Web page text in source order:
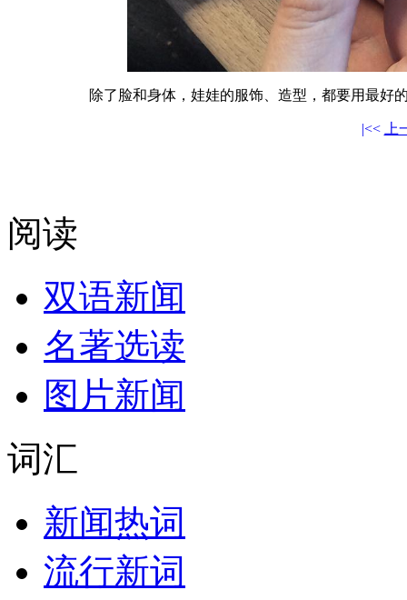
除了脸和身体，娃娃的服饰、造型，都要用最好
|<< 上
阅读
双语新闻
名著选读
图片新闻
词汇
新闻热词
流行新词